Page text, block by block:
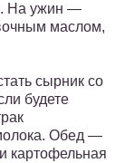
На ужин —
маслом,
сырник со
будете
Обед —
картофельная